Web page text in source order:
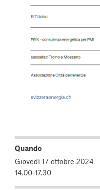
Quando
Giovedì 17 ottobre 2024
14.00-17.30